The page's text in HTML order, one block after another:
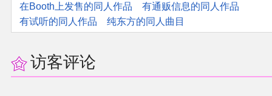
在Booth上发售的同人作品
有通贩信息的同人作品
有试听的同人作品
纯东方的同人曲目
访客评论